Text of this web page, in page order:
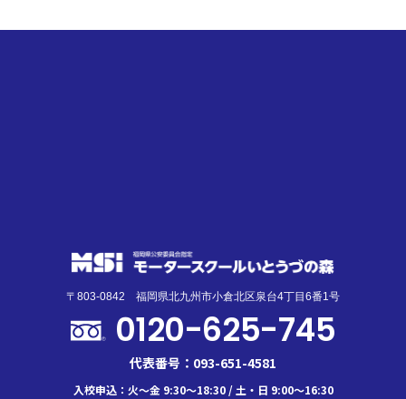
〒803-0842 福岡県北九州市小倉北区泉台4丁目6番1号
0120-625-745
代表番号：093-651-4581
入校申込：火～金 9:30～18:30 / 土・日 9:00～16:30